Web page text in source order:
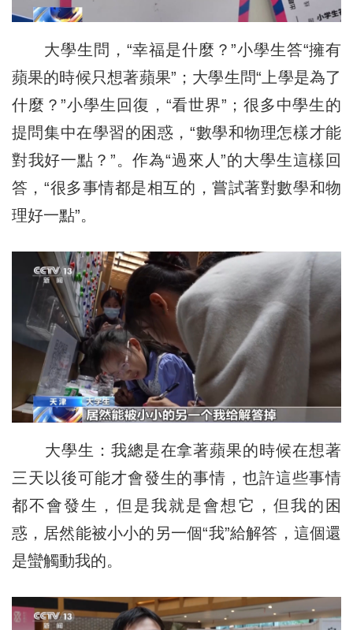
大學生問，“幸福是什麼？”小學生答“擁有
蘋果的時候只想著蘋果”；大學生問“上學是為了
什麼？”小學生回復，“看世界”；很多中學生的
提問集中在學習的困惑，“數學和物理怎樣才能
對我好一點？”。作為“過來人”的大學生這樣回
答，“很多事情都是相互的，嘗試著對數學和物
理好一點”。
大學生：我總是在拿著蘋果的時候在想著
三天以後可能才會發生的事情，也許這些事情
都不會發生，但是我就是會想它，但我的困
惑，居然能被小小的另一個“我”給解答，這個還
是蠻觸動我的。